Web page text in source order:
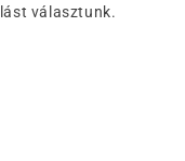
választunk.